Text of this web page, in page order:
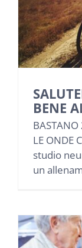
BENE
BASTANO
LE ONDE
studio
un